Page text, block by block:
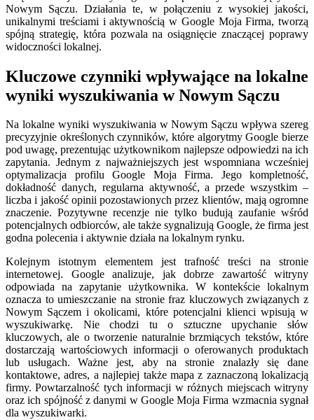
Nowym Sączu. Działania te, w połączeniu z wysokiej jakości,
unikalnymi treściami i aktywnością w Google Moja Firma, tworzą
spójną strategię, która pozwala na osiągnięcie znaczącej poprawy
widoczności lokalnej.
Kluczowe czynniki wpływające na lokalne
wyniki wyszukiwania w Nowym Sączu
Na lokalne wyniki wyszukiwania w Nowym Sączu wpływa szereg
precyzyjnie określonych czynników, które algorytmy Google bierze
pod uwagę, prezentując użytkownikom najlepsze odpowiedzi na ich
zapytania. Jednym z najważniejszych jest wspomniana wcześniej
optymalizacja profilu Google Moja Firma. Jego kompletność,
dokładność danych, regularna aktywność, a przede wszystkim –
liczba i jakość opinii pozostawionych przez klientów, mają ogromne
znaczenie. Pozytywne recenzje nie tylko budują zaufanie wśród
potencjalnych odbiorców, ale także sygnalizują Google, że firma jest
godna polecenia i aktywnie działa na lokalnym rynku.
Kolejnym istotnym elementem jest trafność treści na stronie
internetowej. Google analizuje, jak dobrze zawartość witryny
odpowiada na zapytanie użytkownika. W kontekście lokalnym
oznacza to umieszczanie na stronie fraz kluczowych związanych z
Nowym Sączem i okolicami, które potencjalni klienci wpisują w
wyszukiwarkę. Nie chodzi tu o sztuczne upychanie słów
kluczowych, ale o tworzenie naturalnie brzmiących tekstów, które
dostarczają wartościowych informacji o oferowanych produktach
lub usługach. Ważne jest, aby na stronie znalazły się dane
kontaktowe, adres, a najlepiej także mapa z zaznaczoną lokalizacją
firmy. Powtarzalność tych informacji w różnych miejscach witryny
oraz ich spójność z danymi w Google Moja Firma wzmacnia sygnał
dla wyszukiwarki.